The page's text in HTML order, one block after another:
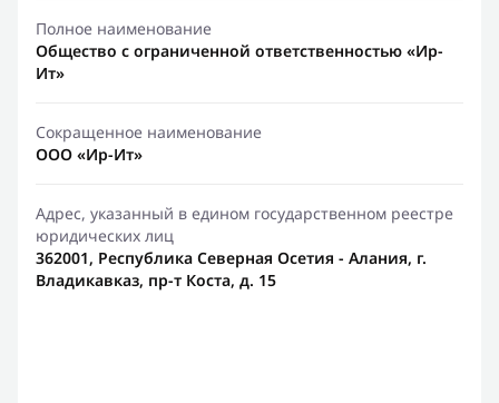
Полное наименование
Общество с ограниченной ответственностью «Ир-
Ит»
Сокращенное наименование
ООО «Ир-Ит»
Адрес, указанный в едином государственном реестре
юридических лиц
362001, Республика Северная Осетия - Алания, г.
Владикавказ, пр-т Коста, д. 15